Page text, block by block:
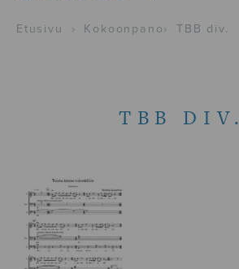
Etusivu › Kokoonpano› TBB div.
TBB DIV.